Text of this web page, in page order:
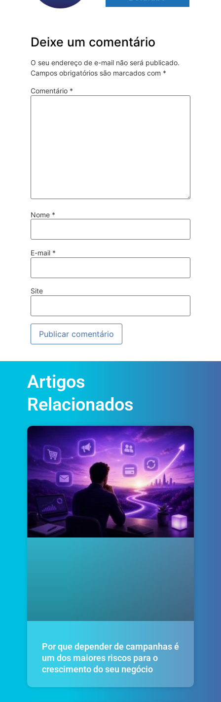
Deixe um comentário
O seu endereço de e-mail não será publicado.
Campos obrigatórios são marcados com *
Comentário *
Nome *
E-mail *
Site
Artigos
Relacionados
Por que depender de campanhas é
um dos maiores riscos para o
crescimento do seu negócio